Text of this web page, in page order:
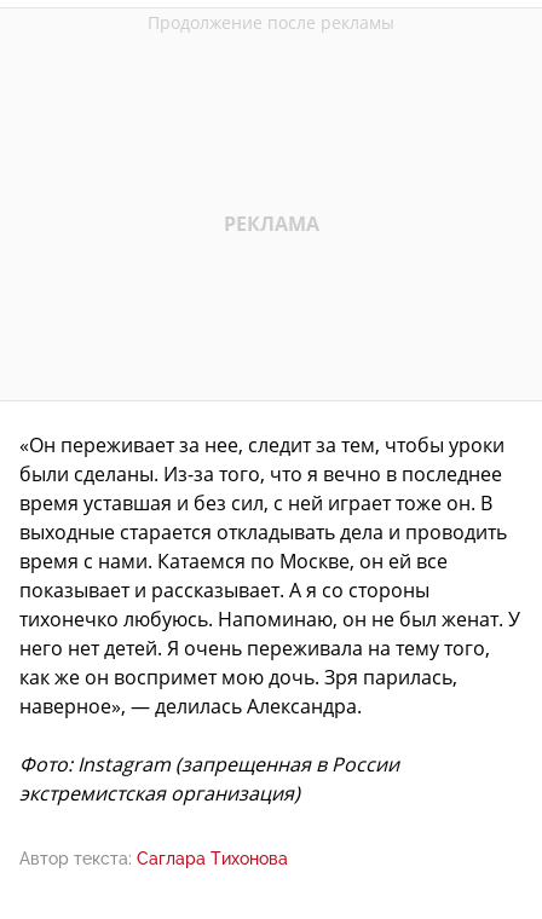
«Он переживает за нее, следит за тем, чтобы уроки
были сделаны. Из-за того, что я вечно в последнее
время уставшая и без сил, с ней играет тоже он. В
выходные старается откладывать дела и проводить
время с нами. Катаемся по Москве, он ей все
показывает и рассказывает. А я со стороны
тихонечко любуюсь. Напоминаю, он не был женат. У
него нет детей. Я очень переживала на тему того,
как же он воспримет мою дочь. Зря парилась,
наверное», — делилась Александра.
Фото: Instagram (запрещенная в России
экстремистская организация)
Автор текста: Саглара Тихонова